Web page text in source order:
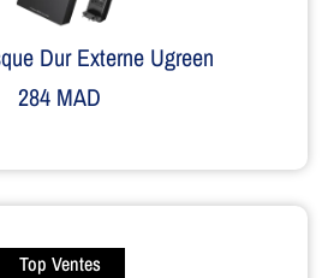
Dur Externe Ugreen
284 MAD
Top Ventes